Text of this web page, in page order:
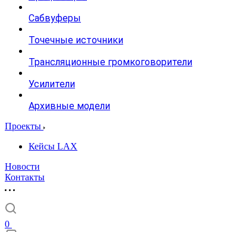
Сабвуферы
Точечные источники
Трансляционные громкоговорители
Усилители
Архивные модели
Проекты
Кейсы LAX
Новости
Контакты
0